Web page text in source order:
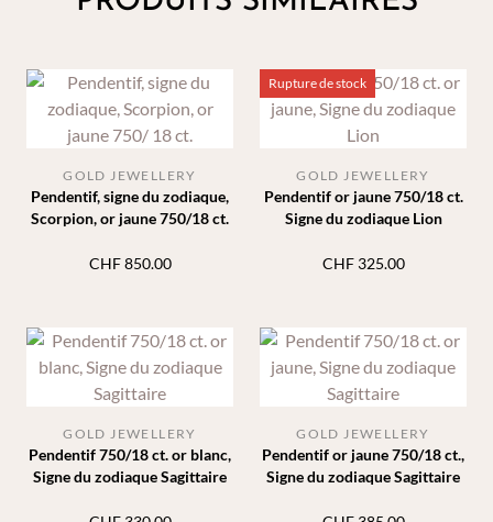
Pendentif, signe du zodiaque,
Scorpion, or jaune 750/18 ct.
GOLD JEWELLERY
CHF850.00
Rupture de stock
Pendentif or jaune 750/18 ct.
Signe du zodiaque Lion
GOLD JEWELLERY
CHF325.00
Pendentif 750/18 ct. or blanc,
Signe du zodiaque Sagittaire
GOLD JEWELLERY
Pendentif or jaune 750/18 ct.,
Signe du zodiaque Sagittaire
GOLD JEWELLERY